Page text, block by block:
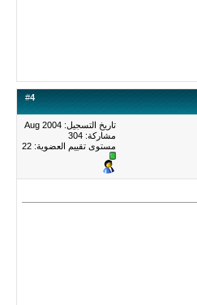
#4
تاريخ التسجيل: Aug 2004
مشاركة: 304
مستوى تقييم العضوية: 22